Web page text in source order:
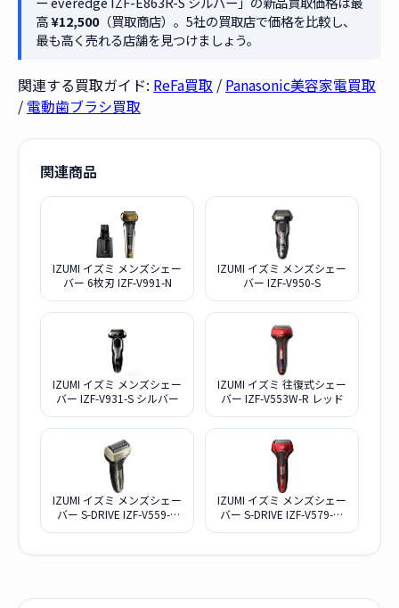
高¥12,500（買取商店）。5社の買取店で価格を比較し、
最も高く売れる店舗を見つけましょう。
関連する買取ガイド: ReFa買取 / Panasonic美容家電買取
/ 電動歯ブラシ買取
関連商品
IZUMI イズミ メンズシェー
バー 6枚刃 IZF-V991-N
IZUMI イズミ メンズシェー
バー IZF-V950-S
IZUMI イズミ メンズシェー
バー IZF-V931-S シルバー
IZUMI イズミ 往復式シェー
バー IZF-V553W-R レッド
IZUMI イズミ メンズシェー
バー S-DRIVE IZF-V559-N
IZUMI イズミ メンズシェー
バー S-DRIVE IZF-V579-R-